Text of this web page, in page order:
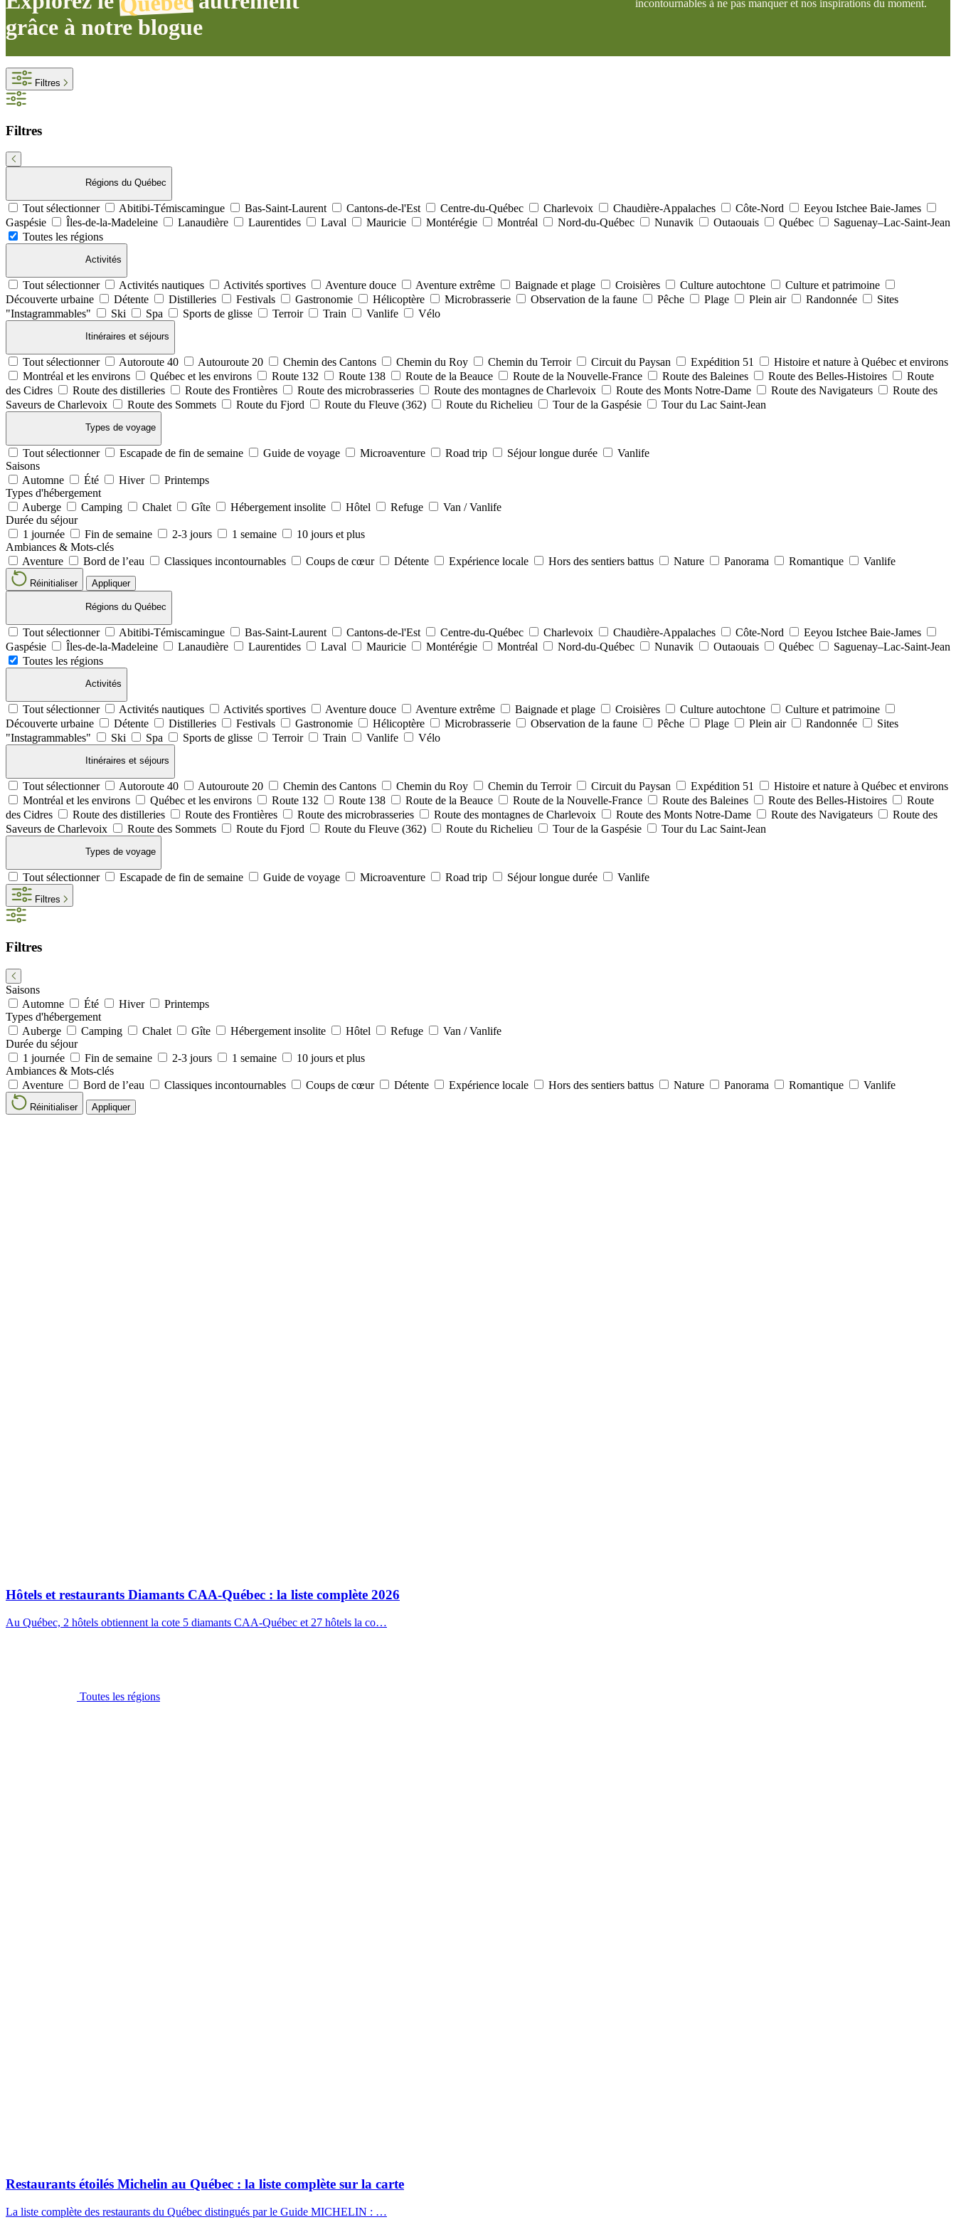
grâce à notre blogue
incontournables à ne pas manquer et nos inspirations du moment.
Filtres
Filtres
Régions du Québec
Tout sélectionner Abitibi-Témiscamingue Bas-Saint-Laurent Cantons-de-l'Est Centre-du-Québec Charlevoix Chaudière-Appalaches Côte-Nord
Eeyou Istchee Baie-James
Gaspésie
Îles-de-la-Madeleine Lanaudière Laurentides Laval Mauricie Montérégie Montréal Nord-du-Québec Nunavik Outaouais Québec
Saguenay–Lac-Saint-Jean
Toutes les régions
Activités
Tout sélectionner Activités nautiques Activités sportives Aventure douce Aventure extrême Baignade et plage Croisières Culture autochtone
Culture et patrimoine
Découverte urbaine
Détente Distilleries Festivals Gastronomie Hélicoptère Microbrasserie Observation de la faune Pêche Plage Plein air Randonnée
Sites
"Instagrammables"
Ski Spa Sports de glisse Terroir Train Vanlife Vélo
Itinéraires et séjours
Tout sélectionner Autoroute 40 Autouroute 20 Chemin des Cantons Chemin du Roy Chemin du Terroir Circuit du Paysan Expédition 51
Histoire et nature à Québec et environs
Montréal et les environs
Québec et les environs Route 132 Route 138 Route de la Beauce Route de la Nouvelle-France Route des Baleines Route des Belles-Histoires
Route
des Cidres
Route des distilleries Route des Frontières Route des microbrasseries Route des montagnes de Charlevoix Route des Monts Notre-Dame Route des Navigateurs
Route des
Saveurs de Charlevoix
Route des Sommets Route du Fjord Route du Fleuve (362) Route du Richelieu Tour de la Gaspésie Tour du Lac Saint-Jean
Types de voyage
Tout sélectionner Escapade de fin de semaine Guide de voyage Microaventure Road trip Séjour longue durée
Vanlife
Saisons
Automne
Été Hiver
Printemps
Types d'hébergement
Auberge
Camping Chalet Gîte Hébergement insolite Hôtel Refuge
Van / Vanlife
Durée du séjour
1 journée
Fin de semaine 2-3 jours 1 semaine
10 jours et plus
Ambiances & Mots-clés
Aventure
Bord de l’eau Classiques incontournables Coups de cœur Détente Expérience locale Hors des sentiers battus Nature Panorama Romantique Vanlife
Réinitialiser Appliquer
Régions du Québec
Tout sélectionner Abitibi-Témiscamingue Bas-Saint-Laurent Cantons-de-l'Est Centre-du-Québec Charlevoix Chaudière-Appalaches Côte-Nord
Eeyou Istchee Baie-James
Gaspésie
Îles-de-la-Madeleine Lanaudière Laurentides Laval Mauricie Montérégie Montréal Nord-du-Québec Nunavik Outaouais Québec
Saguenay–Lac-Saint-Jean
Toutes les régions
Activités
Tout sélectionner Activités nautiques Activités sportives Aventure douce Aventure extrême Baignade et plage Croisières Culture autochtone
Culture et patrimoine
Découverte urbaine
Détente Distilleries Festivals Gastronomie Hélicoptère Microbrasserie Observation de la faune Pêche Plage Plein air Randonnée
Sites
"Instagrammables"
Ski Spa Sports de glisse Terroir Train Vanlife Vélo
Itinéraires et séjours
Tout sélectionner Autoroute 40 Autouroute 20 Chemin des Cantons Chemin du Roy Chemin du Terroir Circuit du Paysan Expédition 51
Histoire et nature à Québec et environs
Montréal et les environs
Québec et les environs Route 132 Route 138 Route de la Beauce Route de la Nouvelle-France Route des Baleines Route des Belles-Histoires
Route
des Cidres
Route des distilleries Route des Frontières Route des microbrasseries Route des montagnes de Charlevoix Route des Monts Notre-Dame Route des Navigateurs
Route des
Saveurs de Charlevoix
Route des Sommets Route du Fjord Route du Fleuve (362) Route du Richelieu Tour de la Gaspésie Tour du Lac Saint-Jean
Types de voyage
Tout sélectionner Escapade de fin de semaine Guide de voyage Microaventure Road trip Séjour longue durée Vanlife
Filtres
Filtres
Saisons
Automne
Été Hiver
Printemps
Types d'hébergement
Auberge
Camping Chalet Gîte Hébergement insolite Hôtel Refuge
Van / Vanlife
Durée du séjour
1 journée
Fin de semaine 2-3 jours 1 semaine
10 jours et plus
Ambiances & Mots-clés
Aventure
Bord de l’eau Classiques incontournables Coups de cœur Détente Expérience locale Hors des sentiers battus Nature Panorama Romantique Vanlife
Réinitialiser Appliquer
Hôtels et restaurants Diamants CAA-Québec : la liste complète 2026
Au Québec, 2 hôtels obtiennent la cote 5 diamants CAA-Québec et 27 hôtels la co…
Toutes les régions
Restaurants étoilés Michelin au Québec : la liste complète sur la carte
La liste complète des restaurants du Québec distingués par le Guide MICHELIN : …